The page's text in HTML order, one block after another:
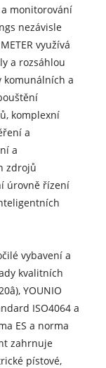
monitorování
nezávisle
využívá
a rozsáhlou
komunálních a
komplexní
a
a
zdrojů
úrovně řízení
vybavení a
kvalitních
YOUNIO
ISO4064 a
ES a norma
zahrnuje
pístové,